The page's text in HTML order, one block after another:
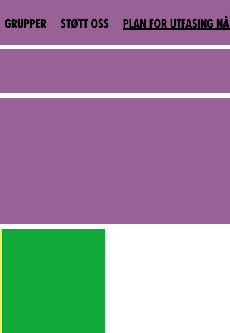
GRUPPER STØTT OSS PLAN FOR UTFASING NÅ